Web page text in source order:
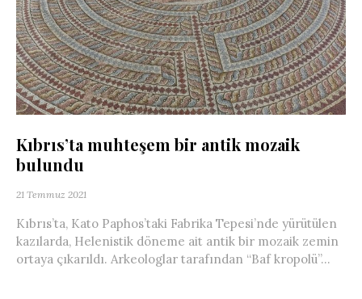
Kıbrıs’ta muhteşem bir antik mozaik
bulundu
21 Temmuz 2021
Kıbrıs’ta, Kato Paphos’taki Fabrika Tepesi’nde yürütülen
kazılarda, Helenistik döneme ait antik bir mozaik zemin
ortaya çıkarıldı. Arkeologlar tarafından “Baf kropolü”...